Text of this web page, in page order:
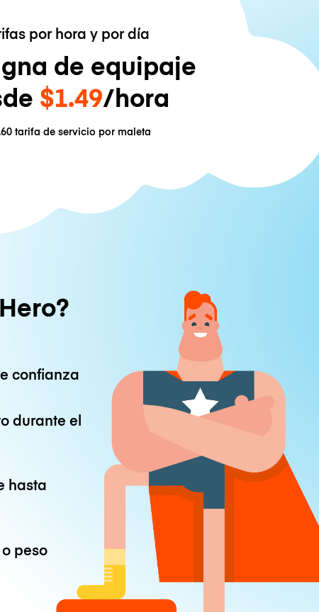
por hora y por día
de equipaje
$1.49/hora
tarifa de servicio por maleta
confianza
durante el
hasta
peso